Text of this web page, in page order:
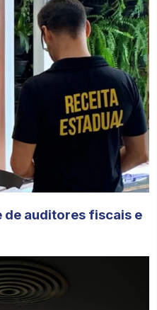
de auditores fiscais e